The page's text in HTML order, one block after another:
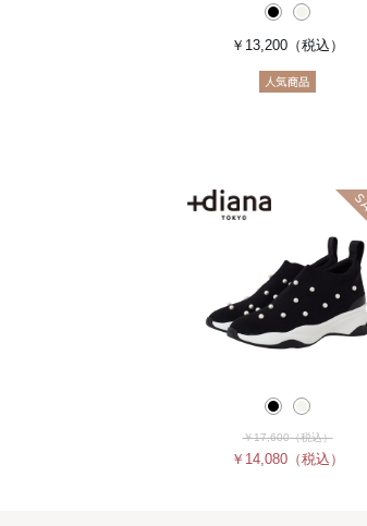
￥13,200 （税込）
￥17,600（税込）
￥14,080 （税込）